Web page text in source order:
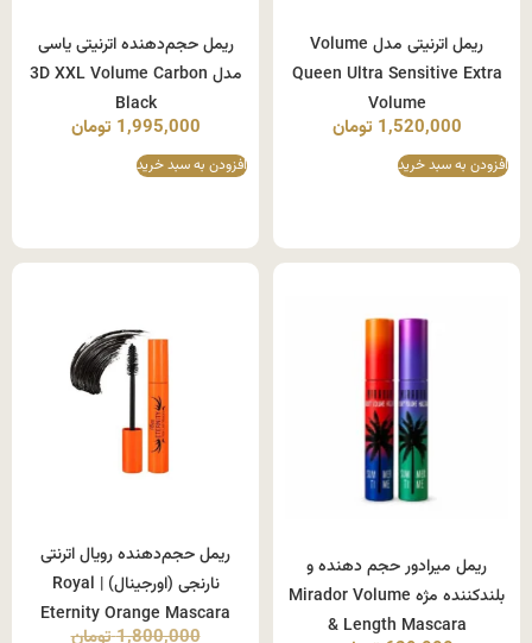
ریمل اترنیتی مدل Volume
Queen Ultra Sensitive Extra
Volume
1,520,000 تومان
افزودن به سبد خرید
ریمل حجم‌دهنده اترنیتی یاسی
مدل 3D XXL Volume Carbon
Black
1,995,000 تومان
افزودن به سبد خرید
ریمل میرادور حجم دهنده و
بلندکننده مژه Mirador Volume
& Length Mascara
ریمل حجم‌دهنده رویال اترنتی
نارنجی (اورجینال) | Royal
Eternity Orange Mascara
1,800,000تومان